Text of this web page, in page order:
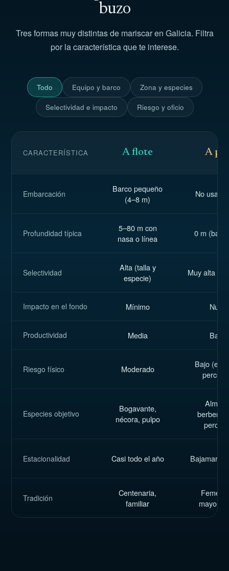
buzo
Tres formas muy distintas de mariscar en Galicia. Filtra
por la característica que te interese.
Todo Equipo y barco Zona y especies
Selectividad e impacto Riesgo y oficio
CARACTERÍSTICA A flote A pie
Embarcación
Barco pequeño
(4–8 m)
No usa
Profundidad típica
5–80 m con
nasa o línea
0 m
Selectividad
Alta (talla y
especie)
Muy alta
Impacto en el fondo Mínimo Nulo
Productividad Media Baja
Riesgo físico Moderado
Bajo
Especies objetivo
Bogavante,
nécora, pulpo
Almeja,
Estacionalidad Casi todo el año Bajamares
Tradición
Centenaria,
familiar